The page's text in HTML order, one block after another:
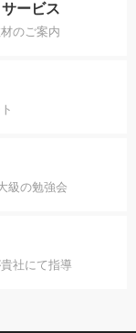
ービス
のご案内
級の勉強会
社にて指導